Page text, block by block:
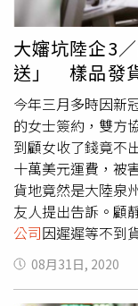
廠催得急，鄭寶成
美元損失，中務公
沒有依約運到工廠
女聽到是記者便問
應後，顧女提高音
電話掛斷，並未多
大嬸坑陸企3
送」 樣品發
今年三月多時因新
的女士簽約，雙方
到顧女收了錢竟不
十萬美元運費，被
貨地竟然是大陸泉
友人提出告訴。顧
公司因遲遲等不到
約通知不實，我和
迫壓得鄭寶成幾乎
理，希望不要耽誤
08月31日, 2020